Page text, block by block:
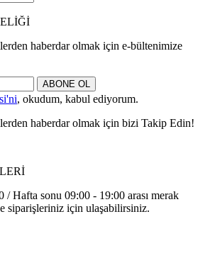
haberdar olmak için e-bültenimize
ABONE OL
, okudum, kabul ediyorum.
haberdar olmak için bizi Takip Edin!
Hafta sonu 09:00 - 19:00 arası merak
siparişleriniz için ulaşabilirsiniz.